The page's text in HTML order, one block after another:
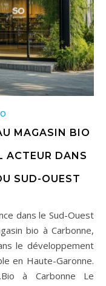
MAGASIN BIO
ACTEUR DANS
SUD-OUEST
bio à Carbonne,
le développement
en Haute-Garonne.
à Carbonne Le